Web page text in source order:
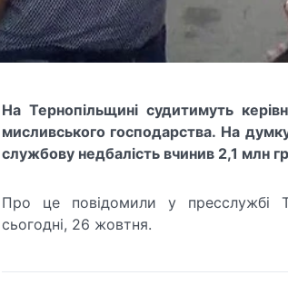
На Тернопільщині судитимуть
мисливського господарства. На
службову недбалість вчинив 2,1 млн
Про це повідомили у пресслужбі
сьогодні, 26 жовтня.